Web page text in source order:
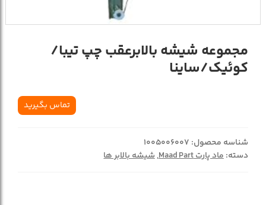
مجموعه شيشه بالابرعقب چپ تيبا/
کوئيک/ساينا
تماس بگیرید
شناسه محصول: 1005006007
دسته:ماد پارت Maad Part ,شیشه بالابر ها